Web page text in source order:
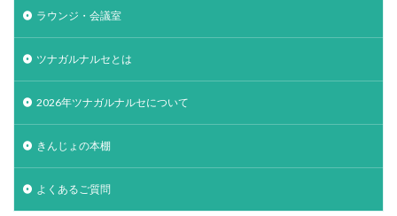
ラウンジ・会議室
ツナガルナルセとは
2026年ツナガルナルセについて
きんじょの本棚
よくあるご質問